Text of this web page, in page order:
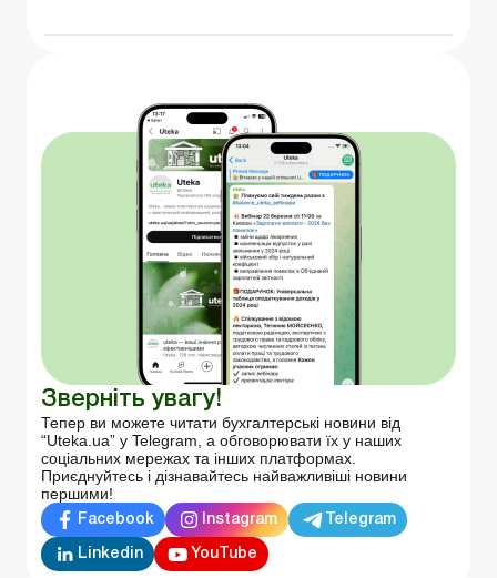
Зверніть увагу!
Тепер ви можете читати бухгалтерські новини від
“Uteka.ua” у Telegram, а обговорювати їх у наших
соціальних мережах та інших платформах.
Приєднуйтесь і дізнавайтесь найважливіші новини
першими!
Facebook Instagram Telegram
Linkedin YouTube